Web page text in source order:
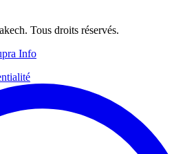
Tous droits réservés.
Info